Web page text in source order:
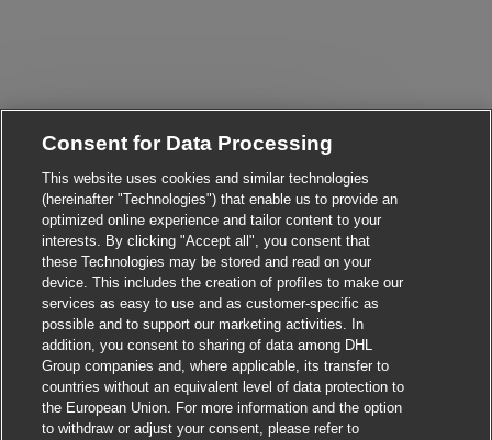
Hi! Are you interested in this job? Close chatbot
I'm interested Find similar jobs
Consent for Data Processing
This website uses cookies and similar technologies
(hereinafter "Technologies") that enable us to provide an
optimized online experience and tailor content to your
interests. By clicking "Accept all", you consent that
these Technologies may be stored and read on your
device. This includes the creation of profiles to make our
services as easy to use and as customer-specific as
possible and to support our marketing activities. In
addition, you consent to sharing of data among DHL
Group companies and, where applicable, its transfer to
countries without an equivalent level of data protection to
the European Union. For more information and the option
to withdraw or adjust your consent, please refer to